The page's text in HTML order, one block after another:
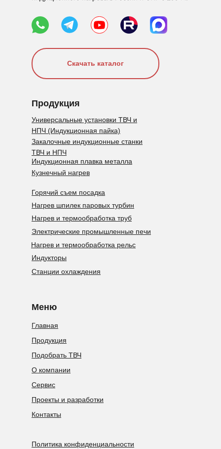
Политика конфиденциальности
Скачать каталог
Продукция
Универсальные установки ТВЧ и
НПЧ (Индукционная пайка)
Закалочные индукционные станки
ТВЧ и НПЧ
Индукционная плавка металла
Кузнечный нагрев
Индукторы
Станции охлаждения
Горячий съем посадка
Нагрев шпилек паровых турбин
Нагрев и термообработка труб
Электрические промышленные печи
Нагрев и термообработка рельс
Сервис
Меню
Главная
Продукция
Подобрать ТВЧ
О компании
Проекты и разработки
Контакты